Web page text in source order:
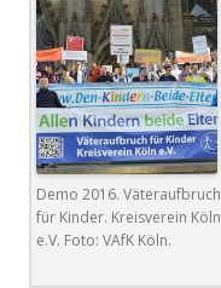
Demo 2016. Väteraufbruch
für Kinder. Kreisverein Köln
e.V. Foto: VAfK Köln.